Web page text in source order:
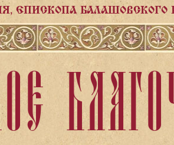
ЕПИСКОПА БАЛАШОВСКОГО